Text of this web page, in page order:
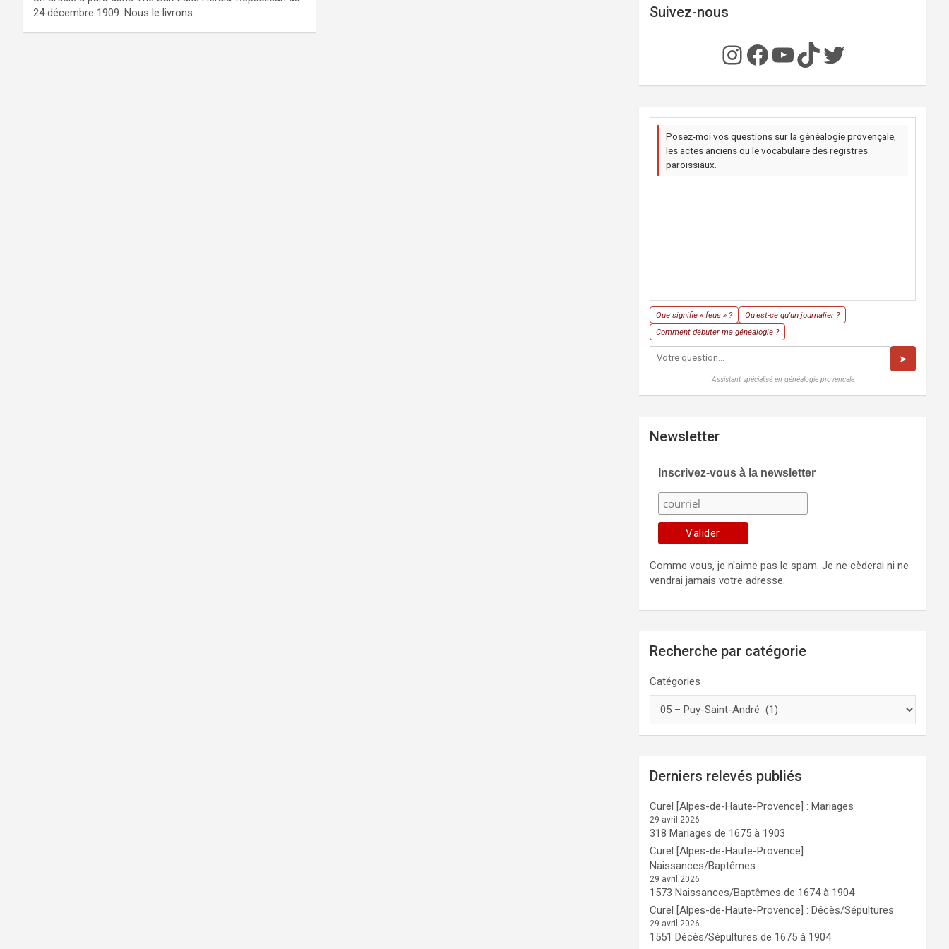
24 décembre 1909. Nous le livrons…
Suivez-nous
Instagram
Facebook
YouTube
TikTok
Twitter
Posez-moi vos questions sur la généalogie provençale,
les actes anciens ou le vocabulaire des registres
paroissiaux.
Que signifie « feus » ?
Qu'est-ce qu'un journalier ?
Comment débuter ma généalogie ?
➤
Assistant spécialisé en généalogie provençale
Newsletter
Inscrivez-vous à la newsletter
Comme vous, je n'aime pas le spam. Je ne cèderai ni ne
vendrai jamais votre adresse.
Recherche par catégorie
Catégories
Derniers relevés publiés
Curel [Alpes-de-Haute-Provence] : Mariages
29 avril 2026
318 Mariages de 1675 à 1903
Curel [Alpes-de-Haute-Provence] :
Naissances/Baptêmes
29 avril 2026
1573 Naissances/Baptêmes de 1674 à 1904
Curel [Alpes-de-Haute-Provence] : Décès/Sépultures
29 avril 2026
1551 Décès/Sépultures de 1675 à 1904